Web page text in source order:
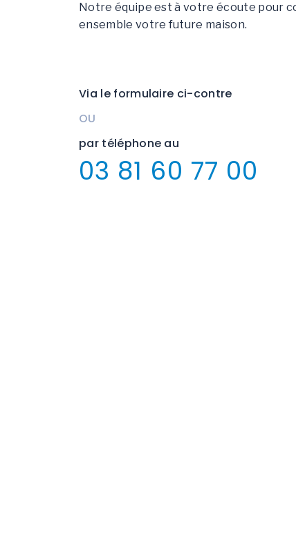
Notre équipe est à votre écoute pour
ensemble votre future maison.
Via le formulaire ci-contre
OU
par téléphone au
03 81 60 77 00